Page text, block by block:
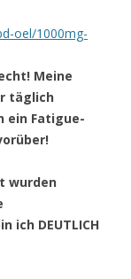
oel/1000mg-
Meine
täglich
ein Fatigue-
wurden
ich DEUTLICH